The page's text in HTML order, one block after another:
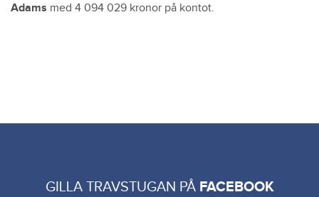
Adams med 4 094 029 kronor på kontot.
GILLA TRAVSTUGAN PÅ FACEBOOK